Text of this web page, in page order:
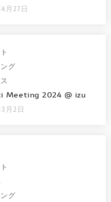
月27日
グ
Meeting 2024 @ izu
月2日
グ